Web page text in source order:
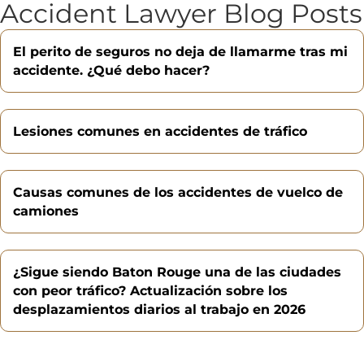
Accident Lawyer Blog Posts
El perito de seguros no deja de llamarme tras mi
accidente. ¿Qué debo hacer?
Lesiones comunes en accidentes de tráfico
Causas comunes de los accidentes de vuelco de
camiones
¿Sigue siendo Baton Rouge una de las ciudades
con peor tráfico? Actualización sobre los
desplazamientos diarios al trabajo en 2026